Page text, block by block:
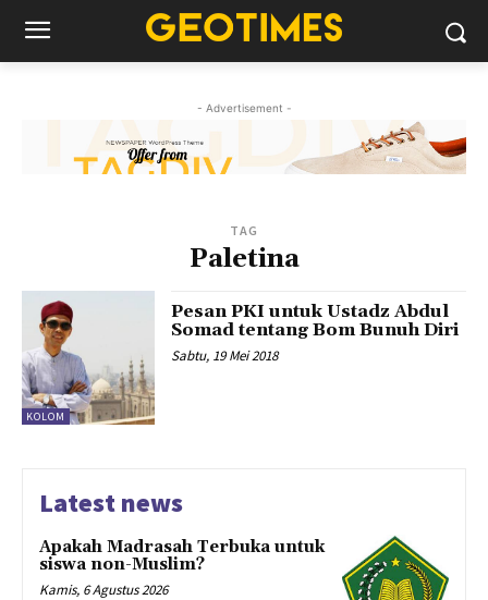
- Advertisement -
TAG
Paletina
KOLOM
Pesan PKI untuk Ustadz Abdul
Somad tentang Bom Bunuh Diri
Sabtu, 19 Mei 2018
Latest news
Apakah Madrasah Terbuka untuk
siswa non-Muslim?
Kamis, 6 Agustus 2026